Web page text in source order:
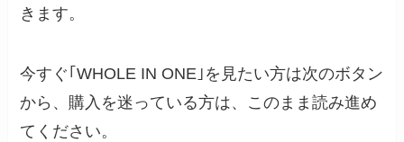
きます。
今すぐ｢WHOLE IN ONE｣を見たい方は次のボタン
から、購入を迷っている方は、このまま読み進め
てください。